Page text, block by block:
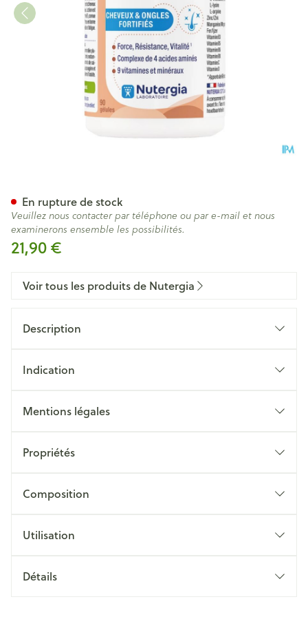
21,90 €
En rupture de stock
Veuillez nous contacter par téléphone ou par e-mail et nous
examinerons ensemble les possibilités.
Voir tous les produits de Nutergia
Description
Indication
Mentions légales
Propriétés
Composition
Utilisation
Détails